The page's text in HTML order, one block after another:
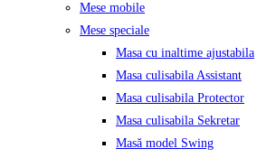
Mese mobile
Mese speciale
Masa cu inaltime ajustabila
Masa culisabila Assistant
Masa culisabila Protector
Masa culisabila Sekretar
Masă model Swing